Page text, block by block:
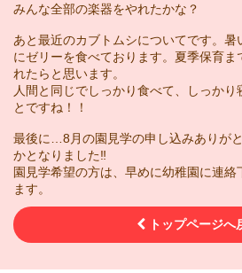
みんな全部の楽器をやれたかな？
あと最近のカブトムシについてです。
にゼリーを食べております。夏季保育ま
れたらと思います。
人間と同じでしっかり食べて、しっか
とですね！！
最後に…8月の園見学の申し込みありが
かとなりました‼︎
園見学希望の方は、早めに幼稚園に連絡
ます。
トップページへ